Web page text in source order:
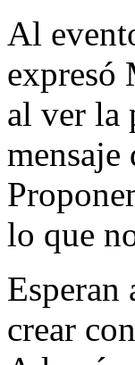
Al
expresó
al ver la
mensaje
lo que
Esperan
crear